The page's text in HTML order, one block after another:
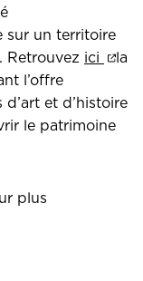
sur un territoire
Retrouvez ici
la
l’offre
et d’histoire
le patrimoine
plus